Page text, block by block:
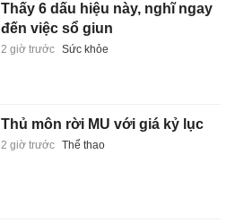
Thấy 6 dấu hiệu này, nghĩ ngay
đến việc sổ giun
2 giờ trước Sức khỏe
Thủ môn rời MU với giá kỷ lục
2 giờ trước Thể thao